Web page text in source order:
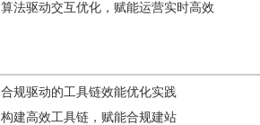
算法驱动交互优化，赋能运营实时高效
合规驱动的工具链效能优化实践
构建高效工具链，赋能合规建站